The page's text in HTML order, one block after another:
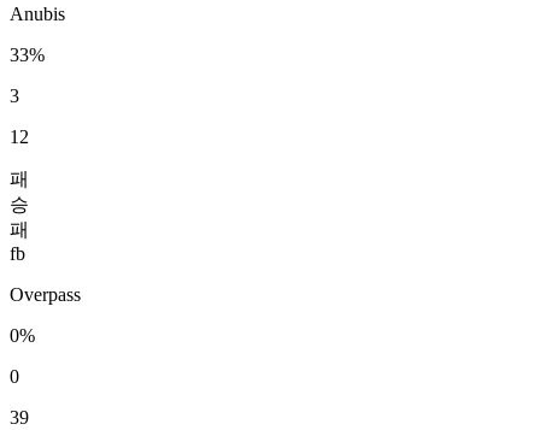
Anubis
33%
3
12
패
승
패
fb
Overpass
0%
0
39